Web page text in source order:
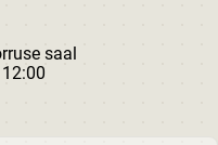
saal